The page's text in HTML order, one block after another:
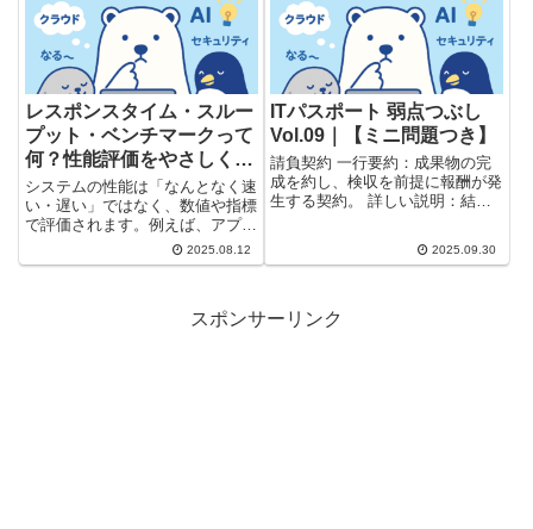
で用いる。 ひっかけポイン
ト：...
レスポンスタイム・スルー
プット・ベンチマークって
何？性能評価をやさしく解
説！
システムの性能は「なんとなく速
い・遅い」ではなく、数値や指標
で評価されます。例えば、アプリ
の応答速度や同時処理できる件
数、性能を比べるためのテスト方
ベンチマークといった基本用語
2025.08.12
ITパスポート 弱点つぶし
Vol.09｜【ミニ問題つき】
請負契約 一行要約：成果物の完
成を約し、検収を前提に報酬が発
生する契約。 詳しい説明：結果
中心。 ひっかけポイント：発注
2025.09.30
スポンサーリンク